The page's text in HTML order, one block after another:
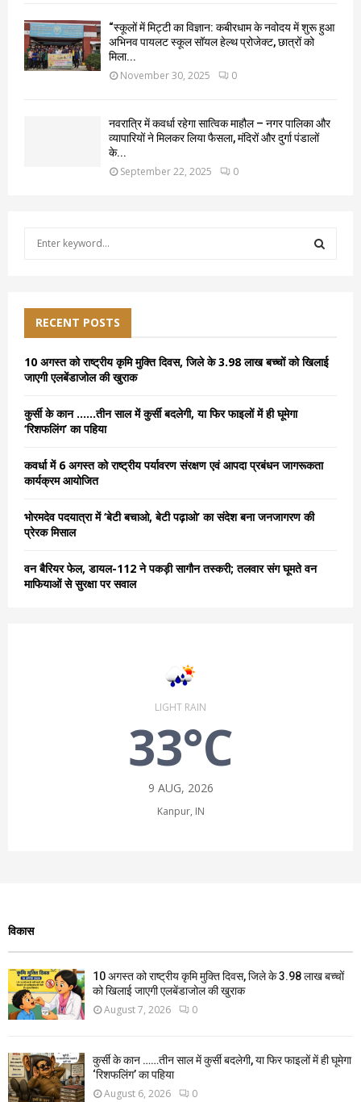
“स्कूलों में मिट्टी का विज्ञान: कबीरधाम के नवोदय में शुरू हुआ
अभिनव पायलट स्कूल सॉयल हेल्थ प्रोजेक्ट, छात्रों को
मिला...
November 30, 2025 0
नवरात्रि में कवर्धा रहेगा सात्विक माहौल – नगर पालिका और
व्यापारियों ने मिलकर लिया फैसला, मंदिरों और दुर्गा पंडालों
के...
September 22, 2025 0
f
o
r
RECENT POSTS
10 अगस्त को राष्ट्रीय कृमि मुक्ति दिवस, जिले के 3.98 लाख बच्चों को खिलाई
जाएगी एलबेंडाजोल की खुराक
कुर्सी के कान ……तीन साल में कुर्सी बदलेगी, या फिर फाइलों में ही घूमेगा
‘रिशफलिंग’ का पहिया
कवर्धा में 6 अगस्त को राष्ट्रीय पर्यावरण संरक्षण एवं आपदा प्रबंधन जागरूकता
कार्यक्रम आयोजित
भोरमदेव पदयात्रा में ‘बेटी बचाओ, बेटी पढ़ाओ’ का संदेश बना जनजागरण की
प्रेरक मिसाल
वन बैरियर फेल, डायल-112 ने पकड़ी सागौन तस्करी; तलवार संग घूमते वन
माफियाओं से सुरक्षा पर सवाल
LIGHT RAIN
33°C
9 AUG, 2026
Kanpur, IN
विकास
10 अगस्त को राष्ट्रीय कृमि मुक्ति दिवस, जिले के 3.98 लाख बच्चों
को खिलाई जाएगी एलबेंडाजोल की खुराक
August 7, 2026 0
कुर्सी के कान ……तीन साल में कुर्सी बदलेगी, या फिर फाइलों में ही घूमेगा
‘रिशफलिंग’ का पहिया
August 6, 2026 0